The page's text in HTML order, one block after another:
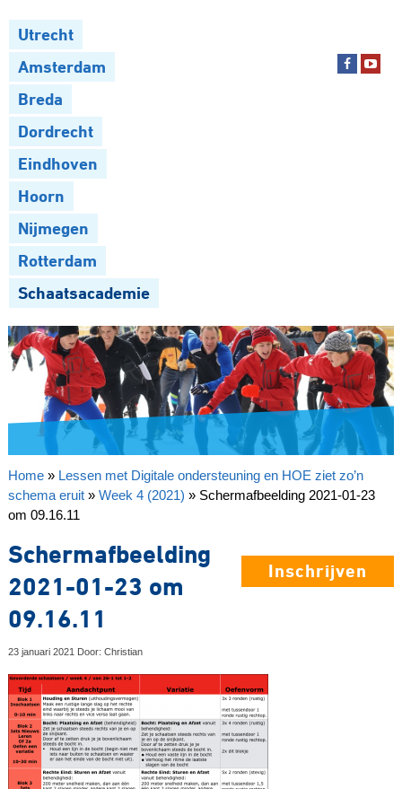
Utrecht
Amsterdam
Breda
Dordrecht
Eindhoven
Hoorn
Nijmegen
Rotterdam
Schaatsacademie
Home» Lessen met Digitale ondersteuning en HOE ziet zo’n
schema eruit» Week 4 (2021) » Schermafbeelding 2021-01-23
om 09.16.11
Inschrijven
Schermafbeelding
2021-01-23 om
09.16.11
23 januari 2021 Door: Christian